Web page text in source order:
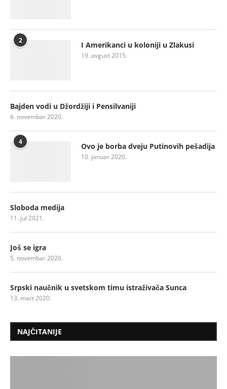
2 I Amerikanci u koloniji u Zlakusi
19. avgust 2015.
Bajden vodi u Džordžiji i Pensilvaniji
6. novembar 2020.
4 Ovo je borba dveju Putinovih pešadija
10. januar 2020.
Sloboda medija
11. jul 2021.
Još se igra
5. novembar 2020.
Srpski naučnik u svetskom timu istraživača Sunca
13. mart 2020.
NAJČITANIJE